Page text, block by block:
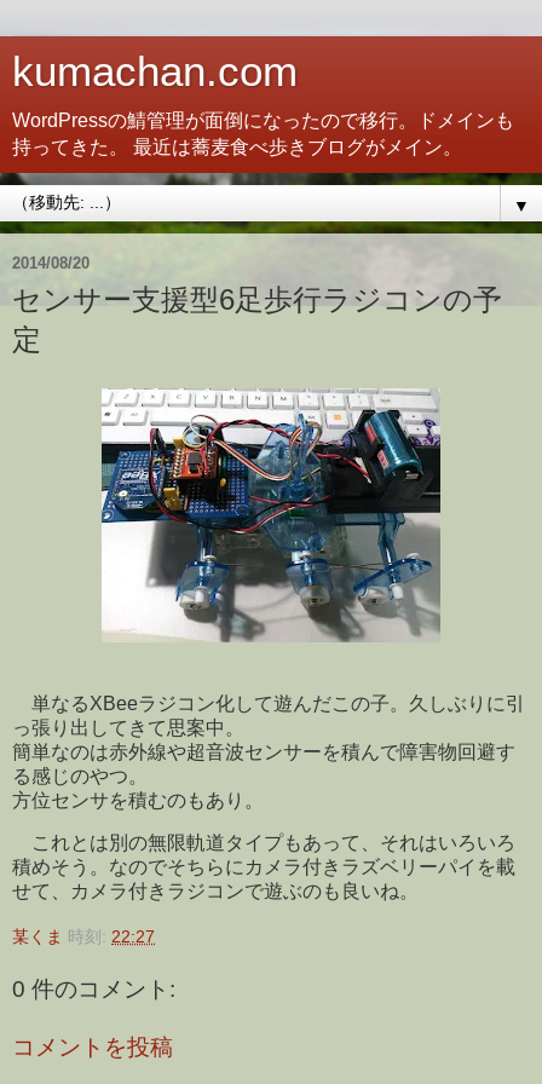
kumachan.com
WordPressの鯖管理が面倒になったので移行。ドメインも
持ってきた。 最近は蕎麦食べ歩きブログがメイン。
▼
2014/08/20
センサー支援型6足歩行ラジコンの予
定
単なるXBeeラジコン化して遊んだこの子。久しぶりに引
っ張り出してきて思案中。
簡単なのは赤外線や超音波センサーを積んで障害物回避す
る感じのやつ。
方位センサを積むのもあり。
これとは別の無限軌道タイプもあって、それはいろいろ
積めそう。なのでそちらにカメラ付きラズベリーパイを載
せて、カメラ付きラジコンで遊ぶのも良いね。
某くま 時刻: 22:27
0 件のコメント:
コメントを投稿